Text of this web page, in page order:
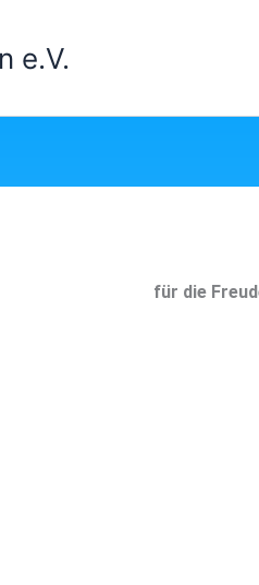
e.V.
für die